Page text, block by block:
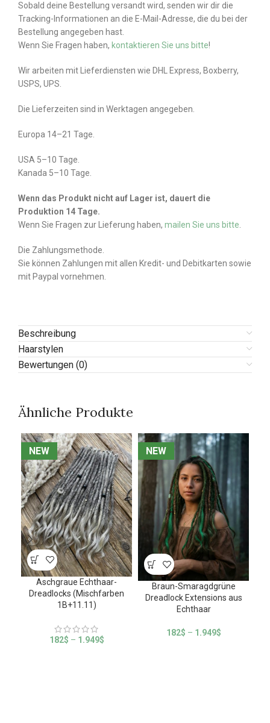
Sobald deine Bestellung versandt wird, senden wir dir die
Tracking-Informationen an die E-Mail-Adresse, die du bei der
Bestellung angegeben hast.
Wenn Sie Fragen haben, kontaktieren Sie uns bitte!
Wir arbeiten mit Lieferdiensten wie DHL Express, Boxberry,
USPS, UPS.
Die Lieferzeiten sind in Werktagen angegeben.
Europa 14–21 Tage.
USA 5–10 Tage.
Kanada 5–10 Tage.
Wenn das Produkt nicht auf Lager ist, dauert die
Produktion 14 Tage.
Wenn Sie Fragen zur Lieferung haben, mailen Sie uns bitte
Die Zahlungsmethode.
Sie können Zahlungen mit allen Kredit- und Debitkarten sowie
mit Paypal vornehmen.
Beschreibung
Haarstylen
Bewertungen (0)
Ähnliche Produkte
NEW
NEW
Aschgraue Echthaar-
Dreadlocks (Mischfarben
1B+11.11)
182$ – 1.949$
NEW
NEW
Braun-Smaragdgrüne
Dreadlock Extensions aus
Echthaar
182$ – 1.949$